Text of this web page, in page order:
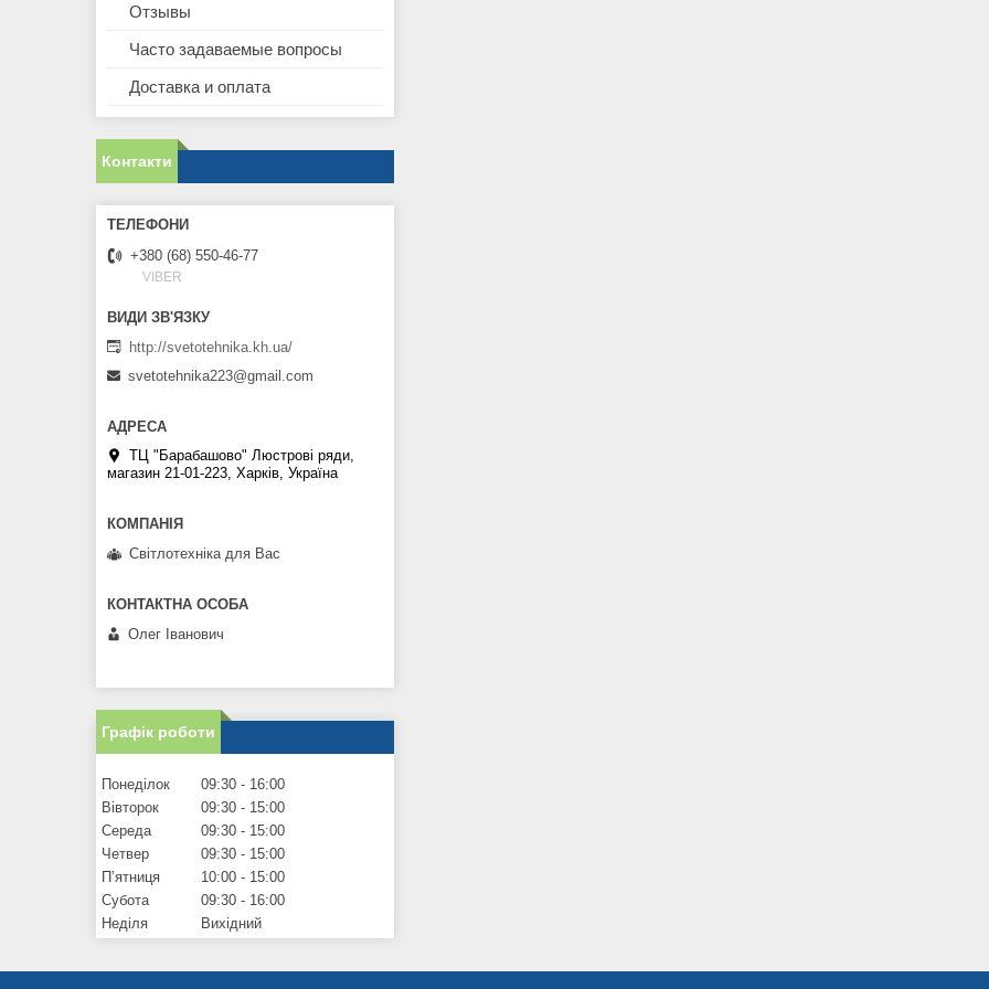
Отзывы
Часто задаваемые вопросы
Доставка и оплата
Контакти
+380 (68) 550-46-77
VIBER
http://svetotehnika.kh.ua/
svetotehnika223@gmail.com
ТЦ "Барабашово" Люстрові ряди,
магазин 21-01-223, Харків, Україна
Світлотехніка для Вас
Олег Іванович
Графік роботи
Понеділок 09:30
16:00
Вівторок
09:30
15:00
Середа
09:30
15:00
Четвер
09:30
15:00
Пʼятниця
10:00
15:00
Субота
09:30
16:00
Неділя
Вихідний